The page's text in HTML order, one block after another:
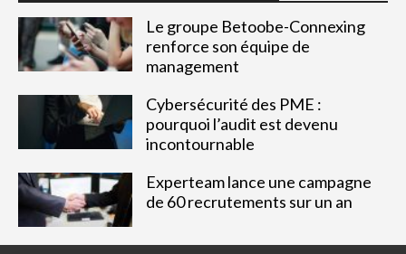
Le groupe Betoobe-Connexing
renforce son équipe de
management
Cybersécurité des PME :
pourquoi l’audit est devenu
incontournable
Experteam lance une campagne
de 60 recrutements sur un an